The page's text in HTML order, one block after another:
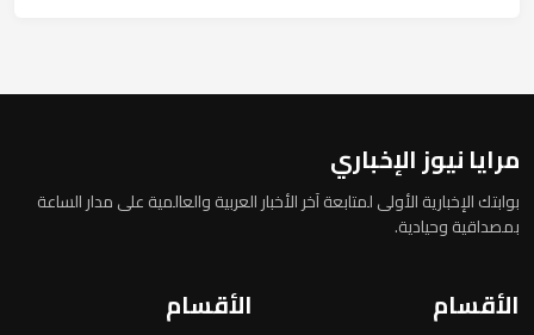
مرايا نيوز الإخباري
بوابتك الإخبارية الأولى لمتابعة آخر الأخبار العربية والعالمية على مدار الساعة
بمصداقية وحيادية.
الأقسام الأقسام